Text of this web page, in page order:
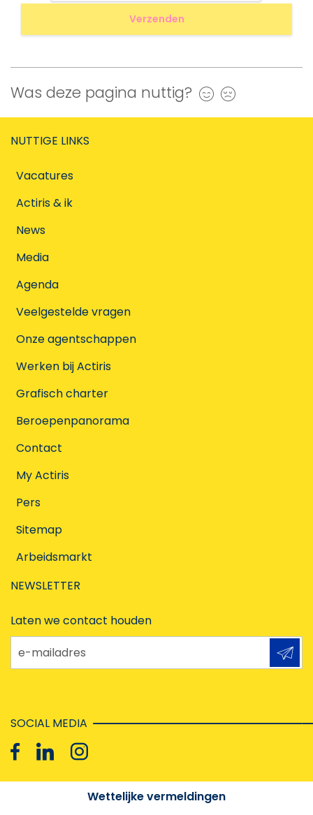
Was deze pagina nuttig? Ja
NUTTIGE LINKS
Vacatures
Actiris & ik
News
Media
Agenda
Veelgestelde vragen
Onze agentschappen
Werken bij Actiris
Grafisch charter
Beroepenpanorama
Contact
My Actiris
Pers
Sitemap
Arbeidsmarkt
NEWSLETTER
Laten we contact houden
e-mailadres
SOCIAL MEDIA
Wettelijke vermeldingen